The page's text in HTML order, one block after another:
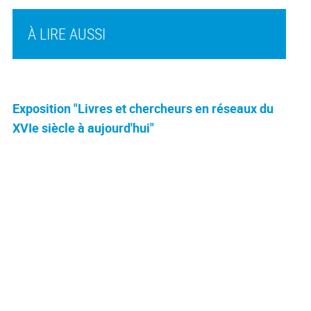
À LIRE AUSSI
Exposition "Livres et chercheurs en réseaux du
XVIe siècle à aujourd'hui"